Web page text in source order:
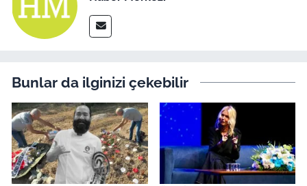
Bunlar da ilginizi çekebilir